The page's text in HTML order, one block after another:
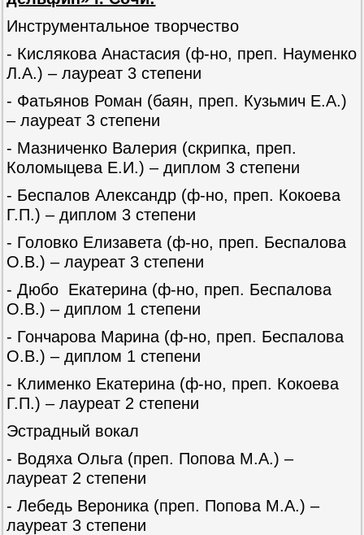
Инструментальное творчество
- Кислякова Анастасия (ф-но, преп. Науменко
Л.А.) – лауреат 3 степени
- Фатьянов Роман (баян, преп. Кузьмич Е.А.)
– лауреат 3 степени
- Мазниченко Валерия (скрипка, преп.
Коломыцева Е.И.) – диплом 3 степени
- Беспалов Александр (ф-но, преп. Кокоева
Г.П.) – диплом 3 степени
- Головко Елизавета (ф-но, преп. Беспалова
О.В.) – лауреат 3 степени
- Дюбо Екатерина (ф-но, преп. Беспалова
О.В.) – диплом 1 степени
- Гончарова Марина (ф-но, преп. Беспалова
О.В.) – диплом 1 степени
- Клименко Екатерина (ф-но, преп. Кокоева
Г.П.) – лауреат 2 степени
Эстрадный вокал
- Водяха Ольга (преп. Попова М.А.) –
лауреат 2 степени
- Лебедь Вероника (преп. Попова М.А.) –
лауреат 3 степени